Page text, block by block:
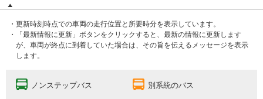
・更新時刻時点での車両の走行位置と所要時分を表示しています。
・「最新情報に更新」ボタンをクリックすると、最新の情報に更新します
が、車両が終点に到着していた場合は、その旨を伝えるメッセージを表示
します。
ノンステップバス 別系統のバス